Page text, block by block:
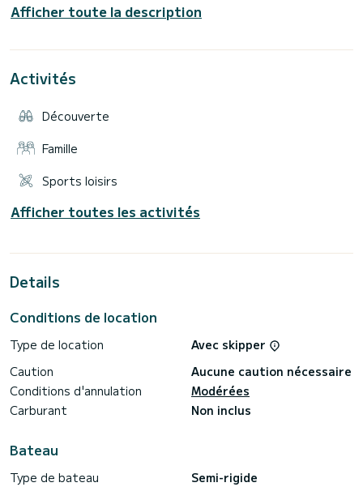
L'île de Lefkada est située dans la mer Ionienne, réputée
Lefkada en bateau est donc une expérience incontournable
plateforme SamBoat pour plus d'informations.
Afficher toute la description
Activités
Découverte
Famille
Sports loisirs
Afficher toutes les activités
Details
Conditions de location
Type de location
Avec skipper
Caution
Aucune caution nécessaire
Conditions d'annulation
Modérées
Carburant
Non inclus
Bateau
Type de bateau
Semi-rigide